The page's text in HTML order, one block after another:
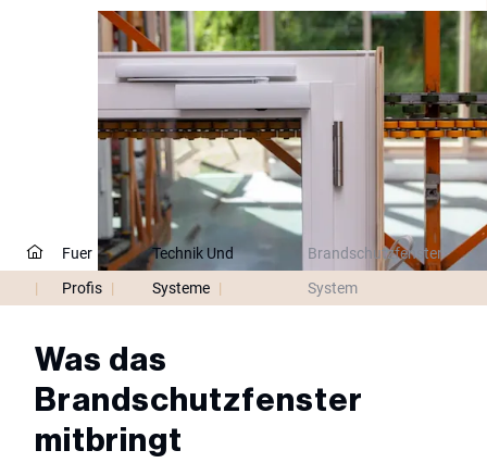
|
Fuer
Profis |
Technik Und
Systeme |
Brandschutzfenster
System
Was das
Brandschutzfenster
mitbringt